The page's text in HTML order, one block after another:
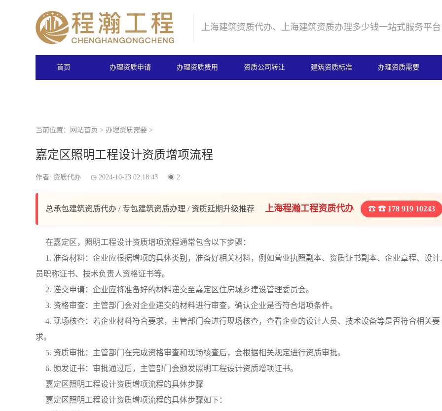
上海建筑资质代办、上海建筑资质办理多少钱一站式服务平台
首页 办理资质申请 办理资质费用 资质公司转让 建筑资质标准 办理资质需要
当前位置： 网站首页 > 办理资质需要 >
嘉定区照明工程设计资质增项流程
作者: 资质代办 2024-10-23 02:18:43 2
总承包建筑资质代办 / 专包建筑资质办理 / 资质延期升级推荐 上海程瀚工程资质代办 ☎ 178 919 10243
在嘉定区，照明工程设计资质增项流程通常包含以下步骤：
1. 准备材料：企业应根据增项的具体类别，准备好相关材料，例如营业执照副本、资质证书副本、企业章程、设计
员职称证书、技术负责人资格证书等。
2. 递交申请：企业应将准备好的材料递交至嘉定区住房城乡建设管理委员会。
3. 资格审查：主管部门会对企业递交的材料进行审查，确认企业是否符合增项条件。
4. 现场核查：若企业材料符合要求，主管部门会进行现场核查，查看企业的设计人员、技术设备等是否符合相关要
求。
5. 资质审批：主管部门在完成资格审查和现场核查后，会根据相关规定进行资质审批。
6. 颁发证书：审批通过后，主管部门会颁发照明工程设计资质增项证书。
嘉定区照明工程设计资质增项流程的具体步骤
嘉定区照明工程设计资质增项流程的具体步骤如下：